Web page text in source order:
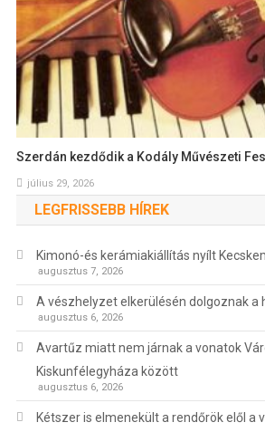
Szerdán kezdődik a Kodály Művészeti
július 29, 2026
LEGFRISSEBB HÍREK
Kimonó-és kerámiakiállítás nyílt
augusztus 7, 2026
A vészhelyzet elkerülésén dolgoznak a
augusztus 6, 2026
Avartűz miatt nem járnak a vonatok
Kiskunfélegyháza között
augusztus 6, 2026
Kétszer is elmenekült a rendőrök elől a